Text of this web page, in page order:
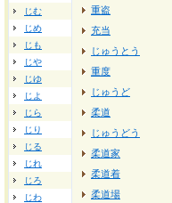
じむ
じめ
じも
じや
じゆ
じよ
じら
じり
じる
じれ
じろ
じわ
重盗
充当
じゅうとう
重度
じゅうど
柔道
じゅうどう
柔道家
柔道着
柔道場